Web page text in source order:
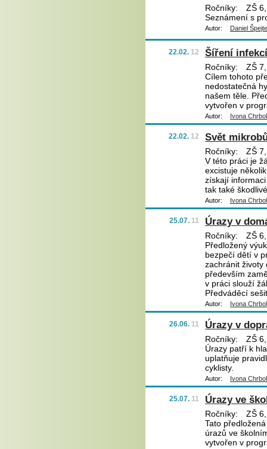
Ročníky:
ZŠ
Seznámení s
Autor: Daniel
22.02. 12 Šíření
Ročníky:
ZŠ
Cílem tohoto
nedostatečná
našem těle.
vytvořen v
Autor: Ivona
22.02. 12 Svět
Ročníky:
ZŠ
V této práci je
excistuje
získají
tak také
Autor: Ivona
25.07. 11 Úrazy v
Ročníky:
ZŠ
Předložený
bezpečí dětí v
zachránit životy
především
v práci slouží
Předváděcí
Autor: Ivona
26.06. 11 Úrazy v
Ročníky:
ZŠ
Úrazy patří k
uplatňuje
cyklisty.
Autor: Ivona
25.07. 11 Úrazy ve
Ročníky:
ZŠ
Tato
úrazů ve
vytvořen v